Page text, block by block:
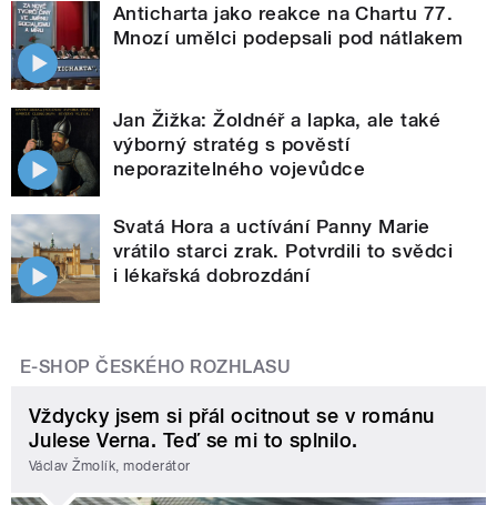
Anticharta jako reakce na Chartu 77.
Mnozí umělci podepsali pod nátlakem
Jan Žižka: Žoldnéř a lapka, ale také
výborný stratég s pověstí
neporazitelného vojevůdce
Svatá Hora a uctívání Panny Marie
vrátilo starci zrak. Potvrdili to svědci
i lékařská dobrozdání
E-SHOP ČESKÉHO ROZHLASU
Vždycky jsem si přál ocitnout se v románu
Julese Verna. Teď se mi to splnilo.
Václav Žmolík, moderátor